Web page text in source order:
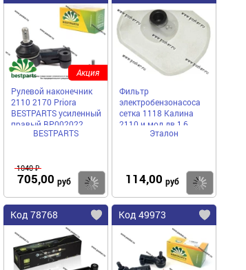
Рулевой наконечник
2110 2170 Priora
BESTPARTS усиленный
правый BP002022
BESTPARTS
1040 ₽
705,00 руб Купить
Акция
Фильтр
электробензонасоса
сетка 1118 Калина
2110 и мод дв 1,6
Эталон
114,00 руб
Код 78768 Код 49973